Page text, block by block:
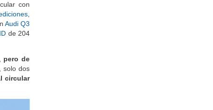
con
,
Audi Q3
de 204
pero de
solo dos
circular